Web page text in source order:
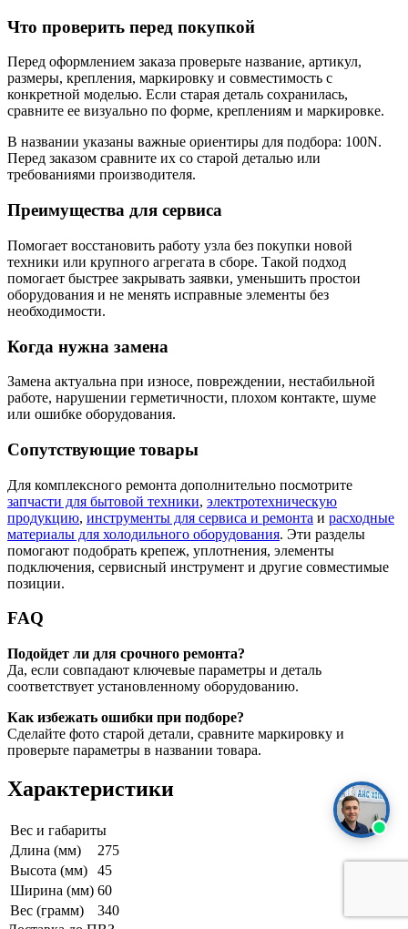
Что проверить перед покупкой
Перед оформлением заказа проверьте название, артикул,
размеры, крепления, маркировку и совместимость с
конкретной моделью. Если старая деталь сохранилась,
сравните ее визуально по форме, креплениям и маркировке.
В названии указаны важные ориентиры для подбора: 100N.
Перед заказом сравните их со старой деталью или
требованиями производителя.
Преимущества для сервиса
Помогает восстановить работу узла без покупки новой
техники или крупного агрегата в сборе. Такой подход
помогает быстрее закрывать заявки, уменьшить простои
оборудования и не менять исправные элементы без
необходимости.
Когда нужна замена
Замена актуальна при износе, повреждении, нестабильной
работе, нарушении герметичности, плохом контакте, шуме
или ошибке оборудования.
Сопутствующие товары
Для комплексного ремонта дополнительно посмотрите
запчасти для бытовой техники, электротехническую
продукцию, инструменты для сервиса и ремонта и расходные
материалы для холодильного оборудования. Эти разделы
помогают подобрать крепеж, уплотнения, элементы
подключения, сервисный инструмент и другие совместимые
позиции.
FAQ
Подойдет ли для срочного ремонта?
Да, если совпадают ключевые параметры и деталь
соответствует установленному оборудованию.
Как избежать ошибки при подборе?
Сделайте фото старой детали, сравните маркировку и
проверьте параметры в названии товара.
Характеристики
Вес и габариты
Длина (мм)
275
Высота (мм)
45
Ширина (мм) 60
Вес (грамм)
340